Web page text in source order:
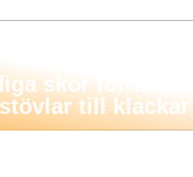
skor för
till klackar